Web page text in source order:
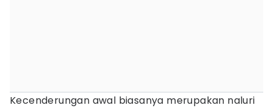
Kecenderungan awal biasanya merupakan naluri